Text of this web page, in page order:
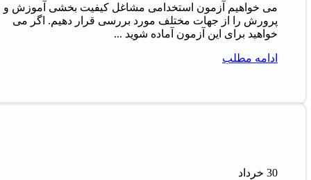
می خواهیم آزمون استخدامی مشاغل کیفیت بخشی آموزش و
پرورش را از جهات مختلف مورد بررسی قرار دهیم. اگر می
خواهید برای این آزمون آماده شوید ...
ادامه مطلب
30 خرداد